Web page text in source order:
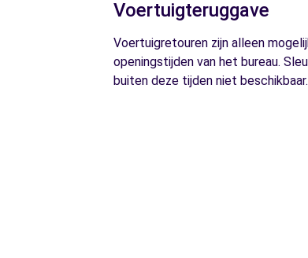
Voertuigteruggave
Voertuigretouren zijn alleen
openingstijden van het bureau.
buiten deze tijden niet beschikbaar.